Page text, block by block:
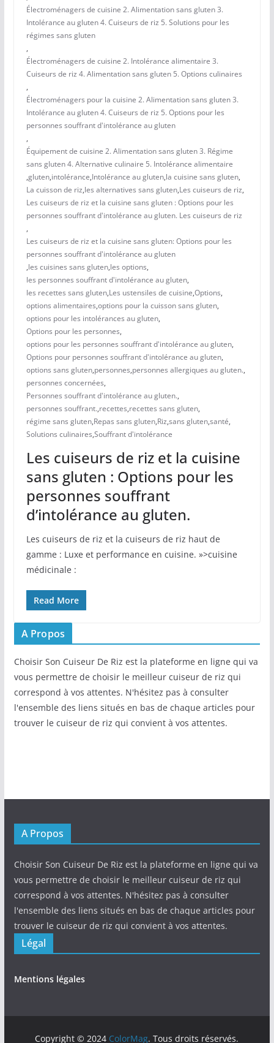
Électroménagers de cuisine 2. Alimentation sans gluten 3.
Intolérance au gluten 4. Cuiseurs de riz 5. Solutions pour les
régimes sans gluten
,
Électroménagers de cuisine 2. Intolérance alimentaire 3.
Cuiseurs de riz 4. Alimentation sans gluten 5. Options culinaires
,
Électroménagers pour la cuisine 2. Alimentation sans gluten 3.
Intolérance au gluten 4. Cuiseurs de riz 5. Options pour les
personnes souffrant d'intolérance au gluten
,
Équipement de cuisine 2. Alimentation sans gluten 3. Régime
sans gluten 4. Alternative culinaire 5. Intolérance alimentaire
,gluten,intolérance,Intolérance au gluten,la cuisine sans gluten,
La cuisson de riz,les alternatives sans gluten,Les cuiseurs de riz,
Les cuiseurs de riz et la cuisine sans gluten : Options pour les
personnes souffrant d'intolérance au gluten. Les cuiseurs de riz
,
Les cuiseurs de riz et la cuisine sans gluten: Options pour les
personnes souffrant d'intolérance au gluten
,les cuisines sans gluten,les options,
les personnes souffrant d'intolérance au gluten,
les recettes sans gluten,Les ustensiles de cuisine,Options,
options alimentaires,options pour la cuisson sans gluten,
options pour les intolérances au gluten,
Options pour les personnes,
options pour les personnes souffrant d'intolérance au gluten,
Options pour personnes souffrant d'intolérance au gluten,
options sans gluten,personnes,personnes allergiques au gluten.,
personnes concernées,
Personnes souffrant d'intolérance au gluten.,
personnes souffrant.,recettes,recettes sans gluten,
régime sans gluten,Repas sans gluten,Riz,sans gluten,santé,
Solutions culinaires,Souffrant d'intolérance
Les cuiseurs de riz et la cuisine
sans gluten : Options pour les
personnes souffrant
d’intolérance au gluten.
Les cuiseurs de riz et la cuiseurs de riz haut de
gamme : Luxe et performance en cuisine. »>cuisine
médicinale :
Read More
A Propos
Choisir Son Cuiseur De Riz est la plateforme en ligne qui va
vous permettre de choisir le meilleur cuiseur de riz qui
correspond à vos attentes. N'hésitez pas à consulter
l'ensemble des liens situés en bas de chaque articles pour
trouver le cuiseur de riz qui convient à vos attentes.
A Propos
Choisir Son Cuiseur De Riz est la plateforme en ligne qui va
vous permettre de choisir le meilleur cuiseur de riz qui
correspond à vos attentes. N'hésitez pas à consulter
l'ensemble des liens situés en bas de chaque articles pour
trouver le cuiseur de riz qui convient à vos attentes.
Légal
Mentions légales
Copyright © 2024 ColorMag. Tous droits réservés.